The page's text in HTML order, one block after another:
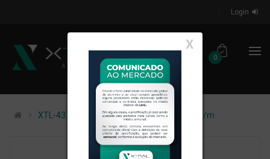
Login
0
X
XTL-437 - (XS-039) - PESO LINEAR: 0,526kg/m